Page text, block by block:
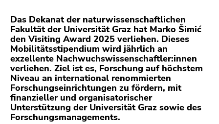
5)
Zu
den
Seiteneinstellungen
(Benutzer/Sprache)
(Zugriffstaste
8)
Zur
Suche
Das Dekanat der naturwissenschaftlichen
Fakultät der Universität Graz hat Marko Šimić
den Visiting Award 2025 verliehen. Dieses
Mobilitätsstipendium wird jährlich an
exzellente Nachwuchswissenschaftler:innen
verliehen. Ziel ist es, Forschung auf höchstem
Niveau an international renommierten
Forschungseinrichtungen zu fördern, mit
finanzieller und organisatorischer
Unterstützung der Universität Graz sowie des
Forschungsmanagements.